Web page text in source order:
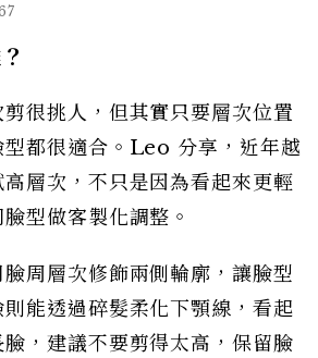
很挑人，但其實只要層次位置
型都很適合。Leo 分享，近年越
層次，不只是因為看起來更輕
型做客製化調整。
周層次修飾兩側輪廓，讓臉型
能透過碎髮柔化下顎線，看起
，建議不要剪得太高，保留臉